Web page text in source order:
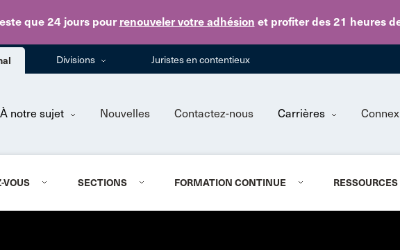
que 24 jourspour renouveler votre adhésion et profiter des 21 heures
Skip to main content
Divisions Juristes en contentieux
À notre sujet Nouvelles Contactez-nous Carrières
VOUS SECTIONS FORMATION CONTINUE RESSOURCES